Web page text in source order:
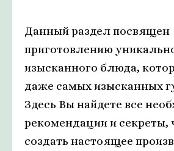
Данный раздел посвящен
приготовлению
изысканного блюда,
даже самых изысканных
Здесь Вы найдете все
рекомендации и секреты,
создать настоящее